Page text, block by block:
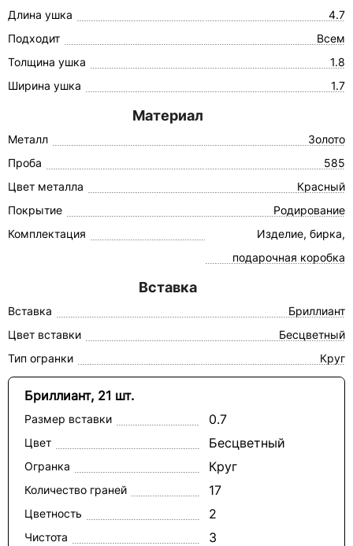
Длина ушка
4.7
Подходит
Всем
Толщина ушка
1.8
Ширина ушка
1.7
Материал
Металл
Золото
Проба
585
Цвет металла
Красный
Покрытие
Родирование
Комплектация
Изделие, бирка,
подарочная коробка
Вставка
Вставка
Бриллиант
Цвет вставки
Бесцветный
Тип огранки
Круг
Бриллиант, 21 шт.
Размер вставки 0.7
Цвет Бесцветный
Огранка Круг
Количество граней 17
Цветность 2
Чистота 3